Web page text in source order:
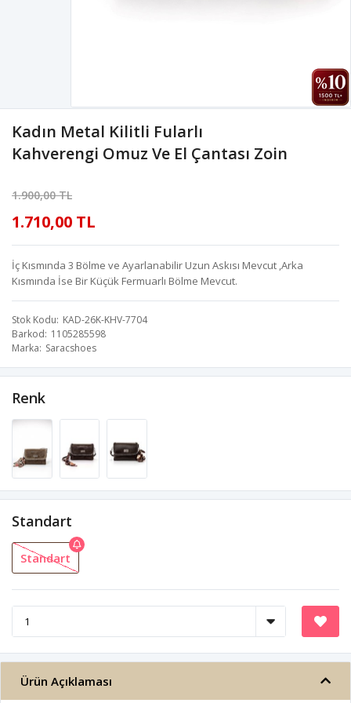
Kadın Metal Kilitli Fularlı
Kahverengi Omuz Ve El Çantası Zoin
1.900,00 TL
1.710,00 TL
İç Kısmında 3 Bölme ve Ayarlanabilir Uzun Askısı Mevcut ,Arka
Kısmında İse Bir Küçük Fermuarlı Bölme Mevcut.
Stok Kodu KAD-26K-KHV-7704
Barkod 1105285598
Marka Saracshoes
Renk
Standart
Standart
Ürün Açıklaması